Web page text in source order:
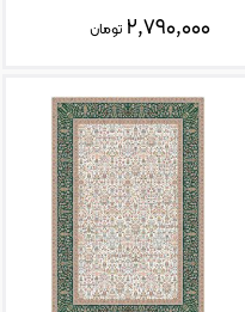
۲,۷۹۰,۰۰۰ تومان